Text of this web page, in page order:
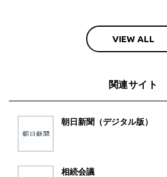
VIEW ALL
関連サイト
朝日新聞（デジタル版）
相続会議